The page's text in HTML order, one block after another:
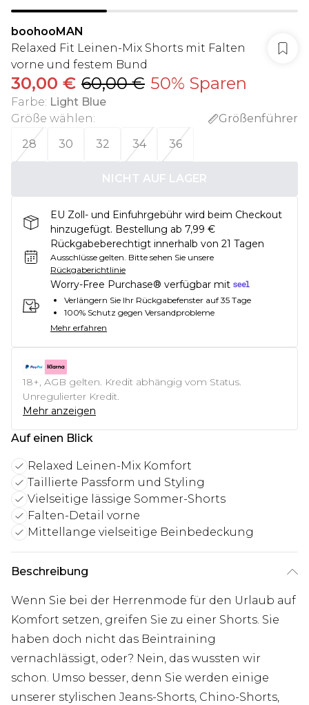
boohooMAN
Relaxed Fit Leinen-Mix Shorts mit Falten
vorne und festem Bund
30,00 € 60,00 € 50% Sparen
Farbe: Light Blue
Größe wählen:
Größenführer
28
30 32 34 36
NICHT AUF LAGER
EU Zoll- und Einfuhrgebühr wird beim Checkout
hinzugefügt. Bestellung ab 7,99 €
Rückgabeberechtigt innerhalb von 21 Tagen
Ausschlüsse gelten. Bitte sehen Sie unsere
Rückgaberichtlinie
Worry-Free Purchase® verfügbar mit
Verlängern Sie Ihr Rückgabefenster auf 35 Tage
100% Schutz gegen Versandprobleme
Mehr erfahren
18+, AGB gelten. Kredit abhängig vom Status.
Unregulierter Kredit.
Mehr anzeigen
Auf einen Blick
Relaxed Leinen-Mix Komfort
Taillierte Passform und Styling
Vielseitige lässige Sommer-Shorts
Falten-Detail vorne
Mittellange vielseitige Beinbedeckung
Beschreibung
Wenn Sie bei der Herrenmode für den Urlaub auf
Komfort setzen, greifen Sie zu einer Shorts. Sie
haben doch nicht das Beintraining
vernachlässigt, oder? Nein, das wussten wir
schon. Umso besser, denn Sie werden einige
unserer stylischen Jeans-Shorts, Chino-Shorts,